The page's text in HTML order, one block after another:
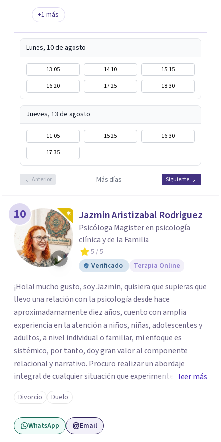
+1 más
Lunes, 10 de agosto
13:05 14:10
15:15
16:20
17:25 18:30
Jueves, 13 de agosto
11:05 15:25
16:30
17:35
Anterior Más días Siguiente
10 Jazmin Aristizabal Rodriguez
Psicóloga Magister en psicología
clínica y de la Familia
5 / 5
Verificado
Terapia Online
¡Hola! mucho gusto, soy Jazmin, quisiera que supieras que
llevo una relación con la psicología desde hace
aproximadamamente diez años, cuento con amplia
experiencia en la atención a niños, niñas, adolescentes y
adultos, a nivel individual o familiar, mi enfoque es
sistémico, por tanto, doy gran valor al componente
relacional y narrativo. Procuro realizar un abordaje
integral de cualquier situación que experimenten mis
consultantes y así lograr una comprensión que favorezca
procesos de aprendizaje significativo y potencializar así
la movilización de recursos en pro de la solución y el
bienestar.
leer más
Divorcio Duelo
WhatsApp Email